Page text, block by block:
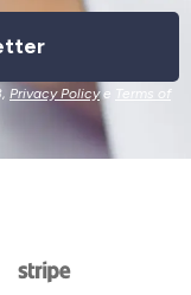
Privacy Policye Terms of